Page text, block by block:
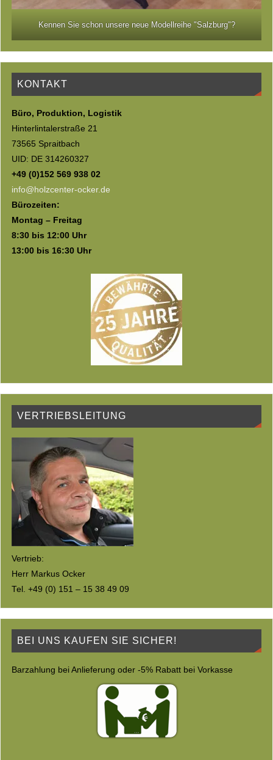
Kennen Sie schon unsere neue Modellreihe "Salzburg"?
KONTAKT
Büro, Produktion, Logistik
Hinterlintalerstraße 21
73565 Spraitbach
UID: DE 314260327
+49 (0)152 569 938 02
info@holzcenter-ocker.de
Bürozeiten:
Montag – Freitag
8:30 bis 12:00 Uhr
13:00 bis 16:30 Uhr
VERTRIEBSLEITUNG
Vertrieb:
Herr Markus Ocker
Tel. +49 (0) 151 – 15 38 49 09
BEI UNS KAUFEN SIE SICHER!
Barzahlung bei Anlieferung oder -5% Rabatt bei Vorkasse